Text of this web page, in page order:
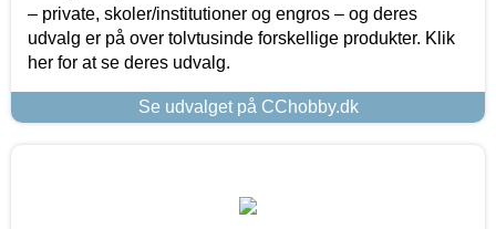
– private, skoler/institutioner og engros – og deres
udvalg er på over tolvtusinde forskellige produkter. Klik
her for at se deres udvalg.
Se udvalget på CChobby.dk